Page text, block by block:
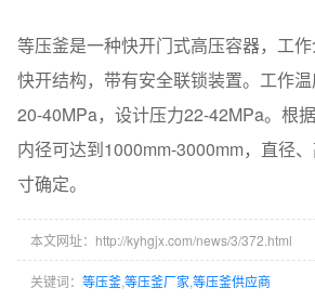
等压釜是一种快开门式高压容器，工
快开结构，带有安全联锁装置。工作
20-40MPa，设计压力22-42MPa。根
内径可达到1000mm-3000mm，直径
寸确定。
本文网址：http://kyhgjx.com/news/3/372.html
关键词： 等压釜等压釜厂家 等压釜供应商